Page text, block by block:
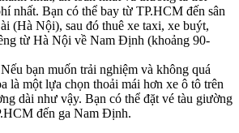
nhất. Bạn có thể bay từ TP.HCM đến sân
(Hà Nội), sau đó thuê xe taxi, xe buýt,
từ Hà Nội về Nam Định (khoảng 90-
Nếu bạn muốn trải nghiệm và không quá
là một lựa chọn thoải mái hơn xe ô tô trên
dài như vậy. Bạn có thể đặt vé tàu giường
đến ga Nam Định.